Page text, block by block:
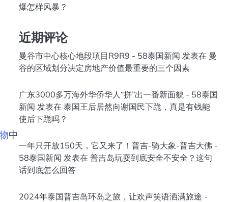
中
爆怎样风暴？
近期评论
曼谷市中心核心地段項目R9R9 - 58泰国新闻 发表在 曼
谷的区域划分决定房地产价值最重要的三个因素
广东3000多万海外华侨华人“拼”出一番新面貌 - 58泰国
新闻 发表在 泰国王后居然向谢国民下跪，真是有钱能
使后下跪吗？
一年只开放150天，它又来了！普吉-骑大象-普吉大佛 -
58泰国新闻 发表在 普吉岛玩耍到底安全不安全？这句
话到底怎么回答
2024年泰国普吉岛环岛之旅，让欢声笑语洒满旅途 -